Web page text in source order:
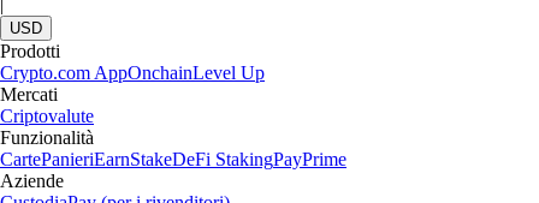
|
USD
Prodotti
Crypto.com AppOnchainLevel Up
Mercati
Criptovalute
Funzionalità
CartePanieriEarnStakeDeFi StakingPayPrime
Aziende